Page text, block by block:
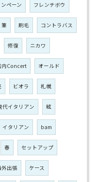
ペーン フレンチボウ
筆 刷毛 コントラバス
修復 ニカワ
内Concert オールド
ビオラ 札幌
代イタリアン 絃
イタリアン bam
春 セットアップ
外出張 ケース